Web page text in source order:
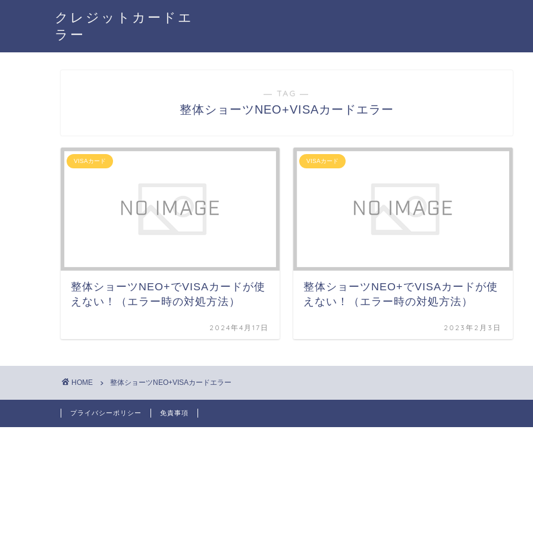
クレジットカードエ
ラー
― TAG ―
整体ショーツNEO+VISAカードエラー
VISAカード
整体ショーツNEO+でVISAカードが使
えない！（エラー時の対処方法）
2024年4月17日
VISAカード
整体ショーツNEO+でVISAカードが使
えない！（エラー時の対処方法）
2023年2月3日
HOME 整体ショーツNEO+VISAカードエラー
プライバシーポリシー 免責事項